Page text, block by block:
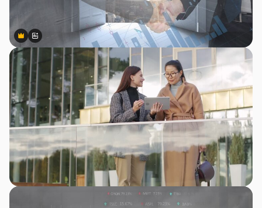
Premium
Premium
สร้างขึ้นโดย AI